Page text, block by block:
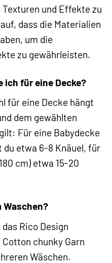
und Effekte zu
dass die Materialien
um die
zu gewährleisten.
ich für eine Decke?
für eine Decke hängt
dem gewählten
Für eine Babydecke
du etwa 6-8 Knäuel, für
cm) etwa 15-20
Waschen?
Rico Design
chunky Garn
Wäschen.